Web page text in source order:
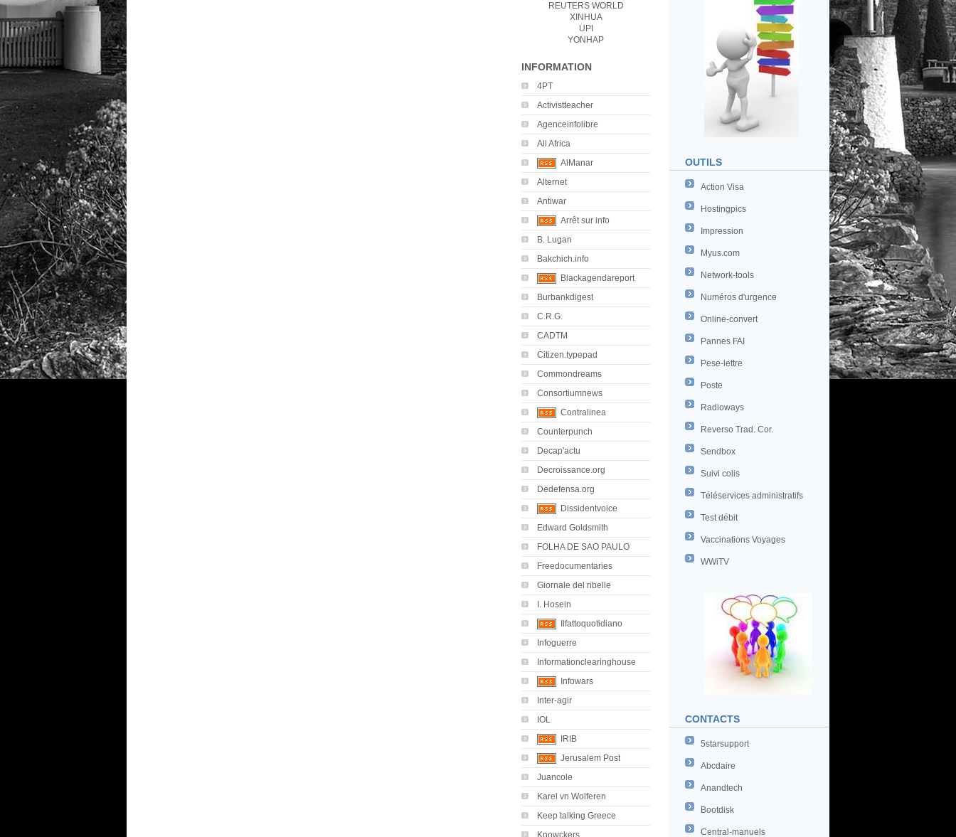
OUTILS
Action Visa
Hostingpics
Impression
Myus.com
Network-tools
Numéros d'urgence
Online-convert
Pannes FAI
Pese-lettre
Poste
Radioways
Reverso Trad. Cor.
Sendbox
Suivi colis
Téléservices administratifs
Test débit
Vaccinations Voyages
WWiTV
CONTACTS
5starsupport
Abcdaire
Anandtech
Bootdisk
Central-manuels
REUTERS WORLD
XINHUA
UPI
YONHAP
INFORMATION
4PT
Activistteacher
Agenceinfolibre
All Africa
AlManar
Alternet
Antiwar
Arrêt sur info
B. Lugan
Bakchich.info
Blackagendareport
Burbankdigest
C.R.G.
CADTM
Citizen.typepad
Commondreams
Consortiumnews
Contralinea
Counterpunch
Decap'actu
Decroissance.org
Dedefensa.org
Dissidentvoice
Edward Goldsmith
FOLHA DE SAO PAULO
Freedocumentaries
Giornale del ribelle
I. Hosein
Ilfattoquotidiano
Infoguerre
Informationclearinghouse
Infowars
Inter-agir
IOL
IRIB
Jerusalem Post
Juancole
Karel vn Wolferen
Keep talking Greece
Knowckers